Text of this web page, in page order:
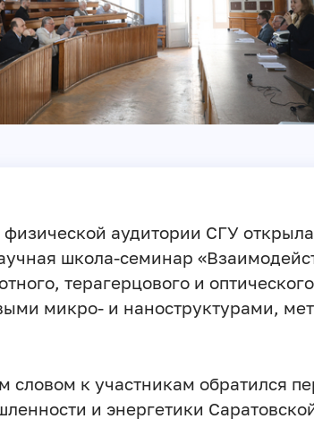
аудитории СГУ
школа-семинар
терагерцового и
микро- и наноструктурами,
словом к участникам обратился
и энергетики